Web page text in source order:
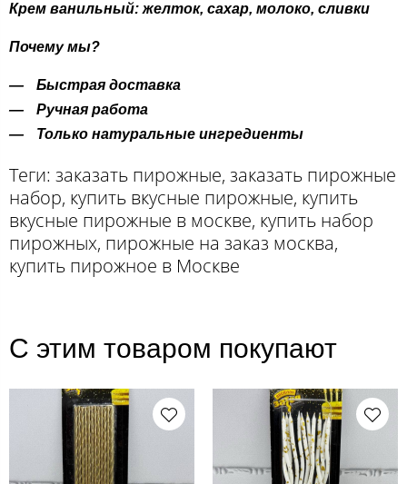
Крем ванильный: желток, сахар, молоко, сливки
Почему мы?
Быстрая доставка
Ручная работа
Только натуральные ингредиенты
Теги: заказать пирожные, заказать пирожные
набор, купить вкусные пирожные, купить
вкусные пирожные в москве, купить набор
пирожных, пирожные на заказ москва,
купить пирожное в Москве
С этим товаром покупают